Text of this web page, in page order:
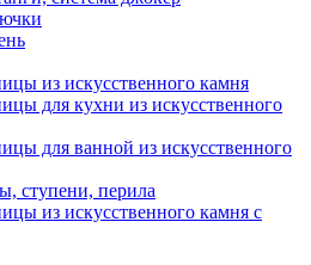
из искусственного камня
для кухни из искусственного
для ванной из искусственного
ступени, перила
из искусственного камня с